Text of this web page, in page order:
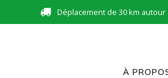
to
Déplacement de 30 km autour
À